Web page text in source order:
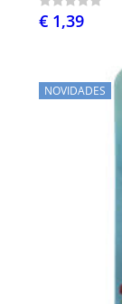
€ 1,39
NOVIDADES